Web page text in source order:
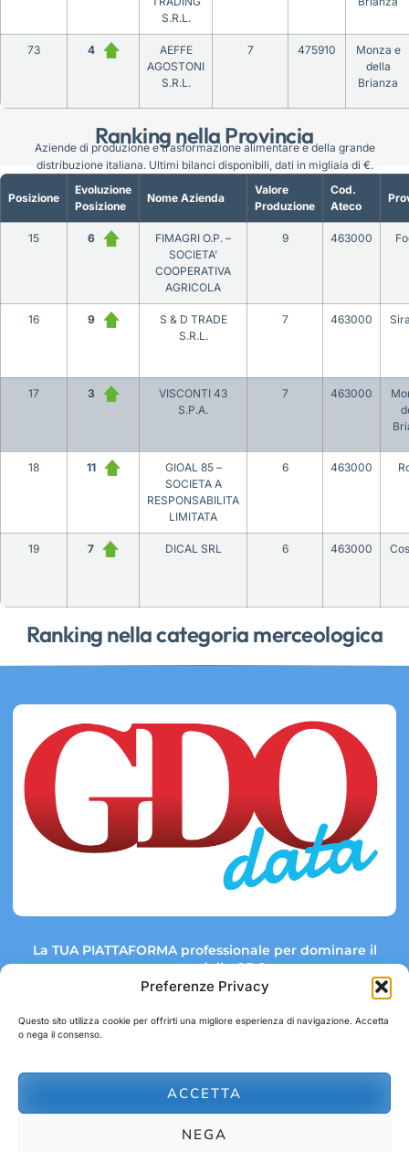
Preferenze Privacy
Questo sito utilizza cookie per offrirti una migliore esperienza di navigazione. Accetta
o nega il consenso.
ACCETTA
NEGA
Ranking nella Provincia
S.R.L.
73 4
AEFFE
AGOSTONI
S.R.L.
7 475910
Monza e
della
Brianza
Ranking nella categoria merceologica
Posizione
Evoluzione
Posizione
Nome Azienda
Valore
Produzione
Cod.
Ateco
15 6
FIMAGRI O.P. –
SOCIETA’
COOPERATIVA
AGRICOLA
9 463000
16 9
S & D TRADE
S.R.L.
7 463000
17 3
VISCONTI 43
S.P.A.
7 463000
18 11
GIOAL 85 –
SOCIETA A
RESPONSABILITA
LIMITATA
6 463000
19 7 DICAL SRL 6 463000
Aziende di produzione e trasformazione alimentare e della grande
distribuzione italiana. Ultimi bilanci disponibili, dati in migliaia di €.
La TUA PIATTAFORMA professionale per dominare il
mercato della GDO.
Link rapidi:
abbonamenti@gdodata.it